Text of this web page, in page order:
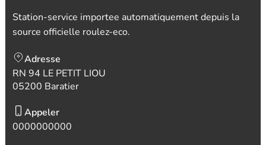
Station-service importee automatiquement depuis la
source officielle roulez-eco.
Adresse
RN 94 LE PETIT LIOU
05200 Baratier
Appeler
0000000000